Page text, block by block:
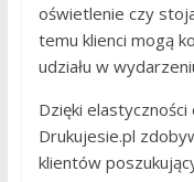
oświetlenie czy
temu klienci mogą
udziału w
Dzięki
Drukujesie.pl
klientów